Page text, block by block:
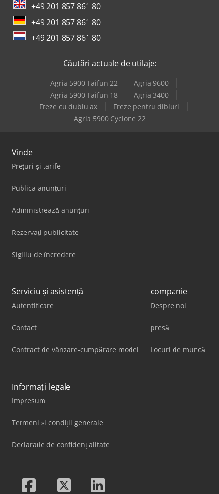
+49 201 857 861 80
+49 201 857 861 80
+49 201 857 861 80
Căutări actuale de utilaje:
Agria 5900 Taifun 22
Agria 9600
Agria 5900 Taifun 18
Agria 3400
Freze cu dublu ax
Freze pentru dibluri
Agria 5900 Cyclone 22
Vinde
Prețuri și tarife
Publica anunțuri
Administrează anunțuri
Rezervați publicitate
Sigiliu de încredere
Serviciu și asistență
Autentificare
Contact
Contract de vânzare-cumpărare model
companie
Despre noi
presă
Locuri de muncă
Informații legale
Impresum
Termeni și condiții generale
Declarație de confidențialitate